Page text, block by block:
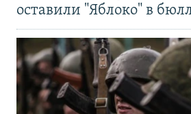
оставили "Яблоко" в